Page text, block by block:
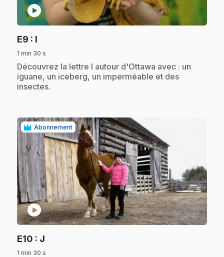
play_circle
E9 : I
1 min 30 s
.Découvrez la lettre I autour d'Ottawa avec : un
iguane, un iceberg, un imperméable et des
insectes.
Abonnement
play_circle
E10 : J
1 min 30 s